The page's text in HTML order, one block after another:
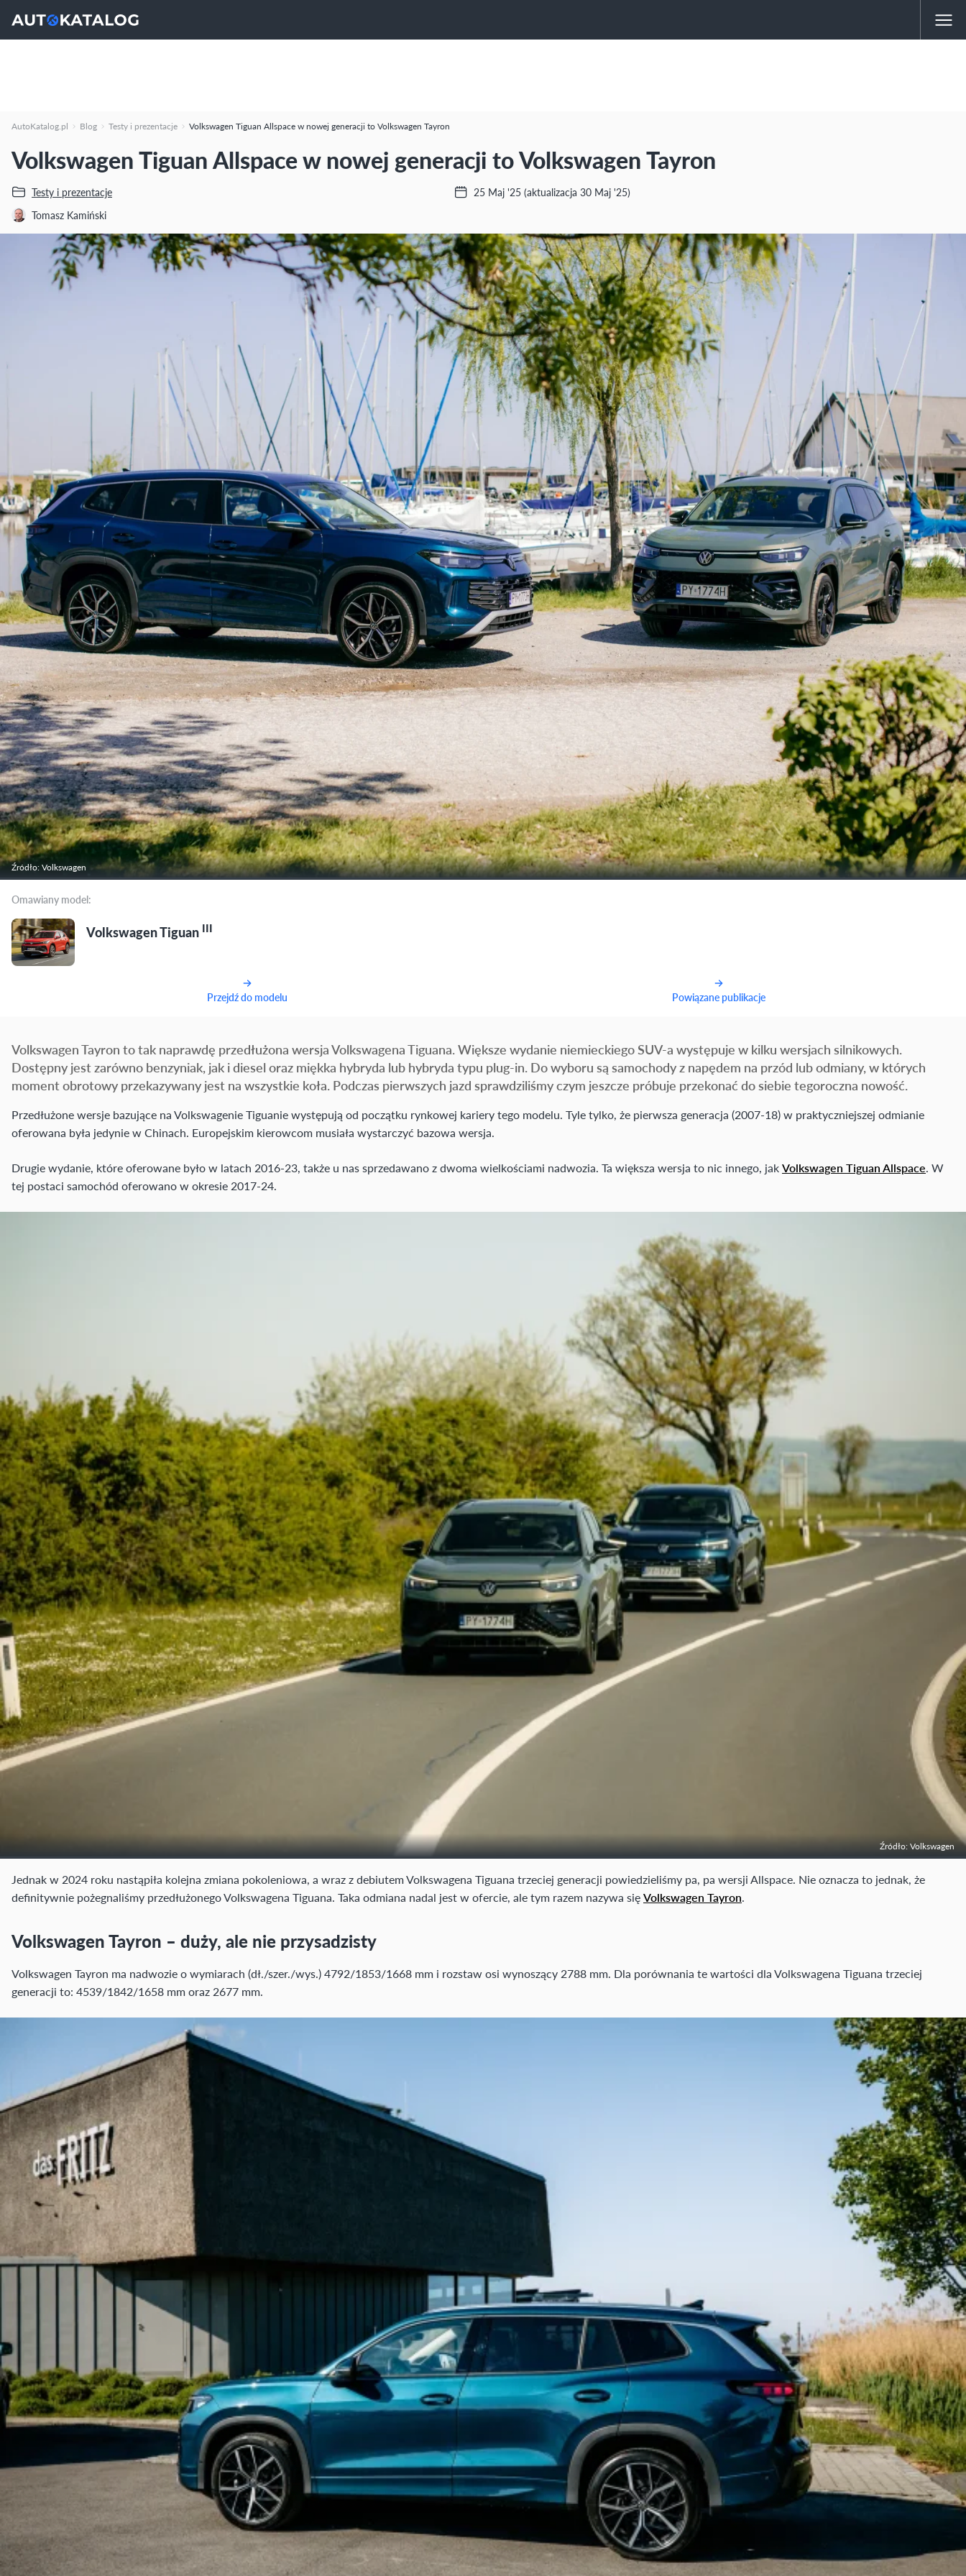
AutoKatalog.pl Blog Testy i prezentacje Volkswagen Tiguan Allspace w nowej generacji to Volkswagen Tayron
Volkswagen Tiguan Allspace w nowej generacji to Volkswagen Tayron
Testy i prezentacje
Tomasz Kamiński
25 Maj '25 (aktualizacja 30 Maj '25)
Źródło: Volkswagen
Omawiany model:
Volkswagen Tiguan III
Przejdź do modelu Powiązane publikacje
Volkswagen Tayron to tak naprawdę przedłużona wersja Volkswagena Tiguana. Większe wydanie niemieckiego SUV-a występuje w kilku wersjach silnikowych.
Dostępny jest zarówno benzyniak, jak i diesel oraz miękka hybryda lub hybryda typu plug-in. Do wyboru są samochody z napędem na przód lub odmiany, w których
moment obrotowy przekazywany jest na wszystkie koła. Podczas pierwszych jazd sprawdziliśmy czym jeszcze próbuje przekonać do siebie tegoroczna nowość.
Przedłużone wersje bazujące na Volkswagenie Tiguanie występują od początku rynkowej kariery tego modelu. Tyle tylko, że pierwsza generacja (2007-18) w praktyczniejszej odmianie
oferowana była jedynie w Chinach. Europejskim kierowcom musiała wystarczyć bazowa wersja.
Drugie wydanie, które oferowane było w latach 2016-23, także u nas sprzedawano z dwoma wielkościami nadwozia. Ta większa wersja to nic innego, jakVolkswagen Tiguan Allspace. W
tej postaci samochód oferowano w okresie 2017-24.
Źródło: Volkswagen
Jednak w 2024 roku nastąpiła kolejna zmiana pokoleniowa, a wraz z debiutem Volkswagena Tiguana trzeciej generacji powiedzieliśmy pa, pa wersji Allspace. Nie oznacza to jednak, że
definitywnie pożegnaliśmy przedłużonego Volkswagena Tiguana. Taka odmiana nadal jest w ofercie, ale tym razem nazywa sięVolkswagen Tayron.
Volkswagen Tayron – duży, ale nie przysadzisty
Volkswagen Tayron ma nadwozie o wymiarach (dł./szer./wys.) 4792/1853/1668 mm i rozstaw osi wynoszący 2788 mm. Dla porównania te wartości dla Volkswagena Tiguana trzeciej
generacji to: 4539/1842/1658 mm oraz 2677 mm.